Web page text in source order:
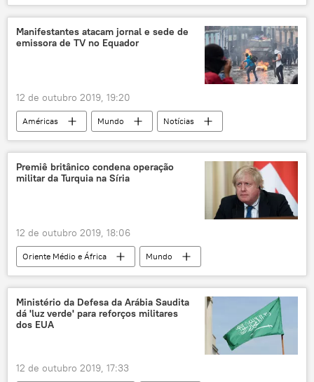
Nicolás Maduro
Venezuela
eleições legislativas
eleições
Manifestantes atacam jornal e sede de
emissora de TV no Equador
12 de outubro 2019, 19:20
Américas Mundo
Notícias
Lenín Moreno
Equador
protestos
manifestações
Premiê britânico condena operação
militar da Turquia na Síria
12 de outubro 2019, 18:06
Oriente Médio e África
Mundo
Notícias
Recep Tayyip Erdogan
Síria
Turquia
Grã-Bretanha
Boris Johnson
Ministério da Defesa da Arábia Saudita
dá 'luz verde' para reforços militares
dos EUA
12 de outubro 2019, 17:33